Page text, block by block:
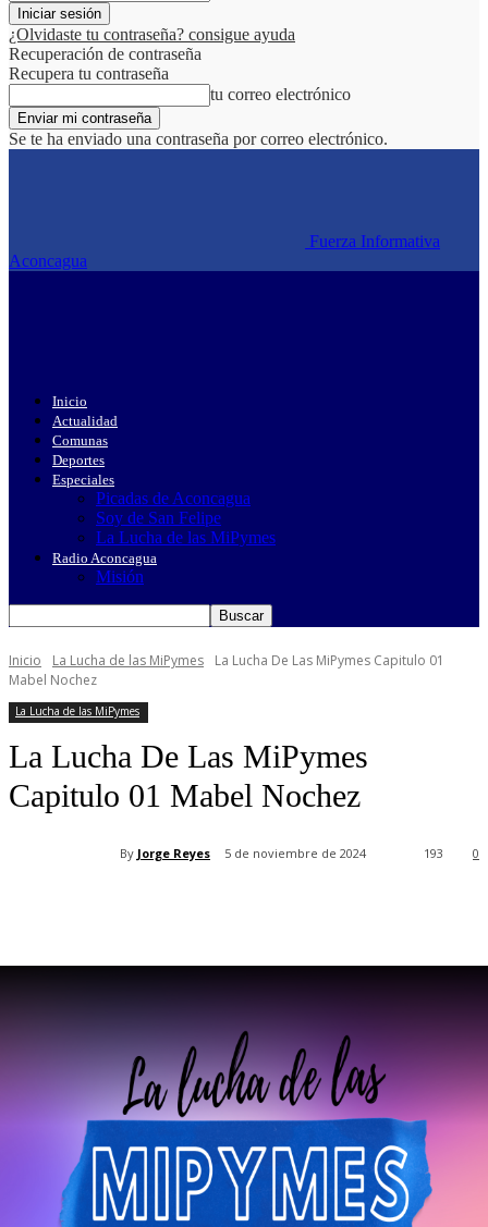
¿Olvidaste tu contraseña? consigue ayuda
Recuperación de contraseña
Recupera tu contraseña
tu correo electrónico
Se te ha enviado una contraseña por correo electrónico.
Fuerza Informativa
Aconcagua
Inicio
Actualidad
Comunas
Deportes
Especiales
Picadas de Aconcagua
Soy de San Felipe
La Lucha de las MiPymes
Radio Aconcagua
Misión
Inicio La Lucha de las MiPymes
La Lucha De Las MiPymes Capitulo 01
Mabel Nochez
La Lucha de las MiPymes
La Lucha De Las MiPymes
Capitulo 01 Mabel Nochez
By Jorge Reyes 5 de noviembre de 2024 0
193